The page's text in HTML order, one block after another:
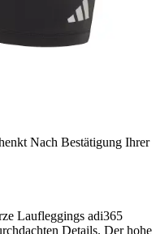
Nach Bestätigung Ihrer
Laufleggings adi365
Details. Der hohe